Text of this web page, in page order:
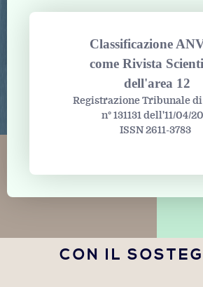
Classificazione
come Rivista
dell'area 12
Registrazione Tribunale
n° 131131 dell'11/04/
ISSN 2611-3783
CON IL